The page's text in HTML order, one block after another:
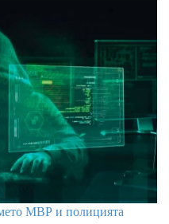
МВР и полицията